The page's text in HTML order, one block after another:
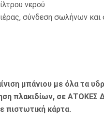
νερού
σύνδεση σωλήνων
μπάνιου με όλα τα
πλακιδίων, σε ΑΤΟΚΕΣ
πιστωτική κάρτα.